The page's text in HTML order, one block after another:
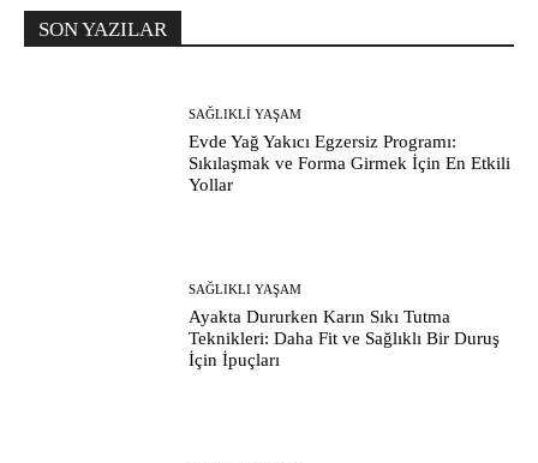
SON YAZILAR
SAĞLIKLI YAŞAM
Evde Yağ Yakıcı Egzersiz Programı:
Sıkılaşmak ve Forma Girmek İçin En Etkili
Yollar
SAĞLIKLI YAŞAM
Ayakta Dururken Karın Sıkı Tutma
Teknikleri: Daha Fit ve Sağlıklı Bir Duruş
İçin İpuçları